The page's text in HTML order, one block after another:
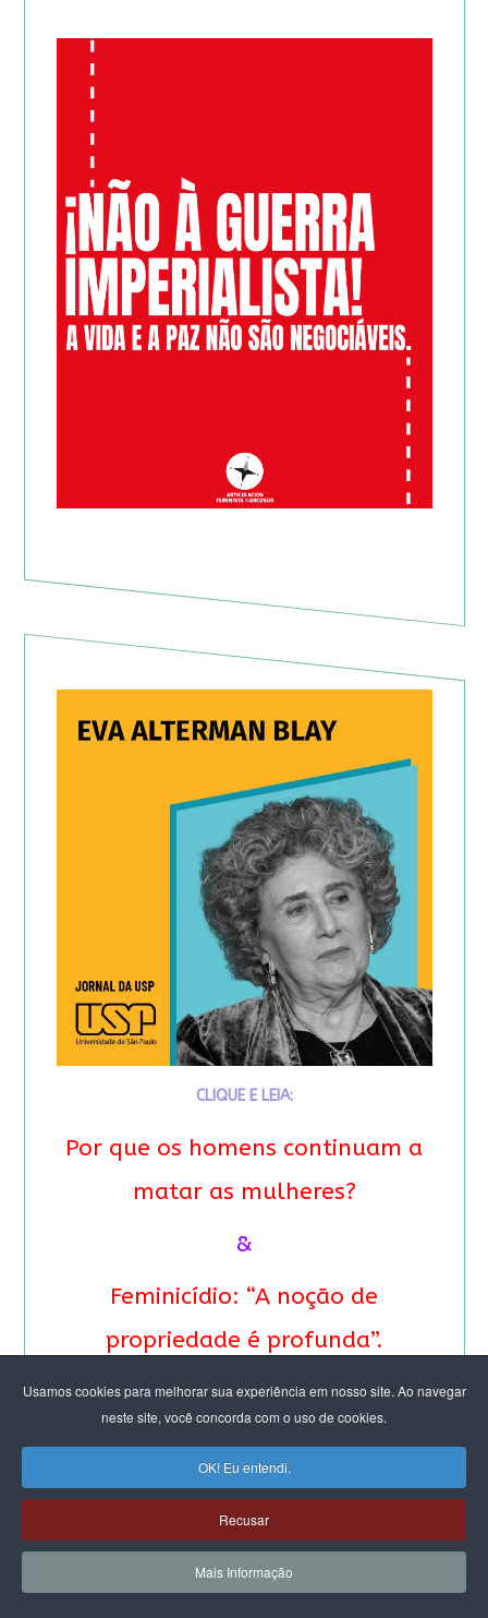
Usamos cookies para melhorar sua experiência em nosso site. Ao navegar
neste site, você concorda com o uso de cookies.
OK! Eu entendi.
Recusar
Mais Informação
CLIQUE E LEIA:
Por que os homens continuam a
matar as mulheres?
&
Feminicídio: “A noção de
propriedade é profunda”.
Entrevista especial com Eva
Alterman Blay